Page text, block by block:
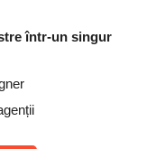
într-un singur